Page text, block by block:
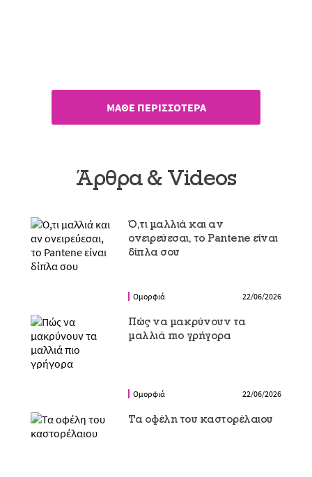
ΜΑΘΕ ΠΕΡΙΣΣΟΤΕΡΑ
Άρθρα & Videos
Ό,τι μαλλιά και αν
ονειρεύεσαι, το Pantene είναι
δίπλα σου
Ομορφιά 22/06/2026
Πώς να μακρύνουν τα
μαλλιά πιο γρήγορα
Ομορφιά 22/06/2026
Τα οφέλη του καστορέλαιου